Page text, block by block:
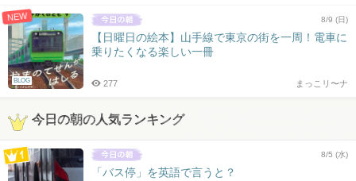
NEW
BLOG
8/9 (日)
【日曜日の絵本】山手線で東京の街を一周！電車に
乗りたくなる楽しい一冊
まっこリ〜ナ
277
今日の朝の人気ランキング
8/5 (水)
「バス停」を英語で言うと？